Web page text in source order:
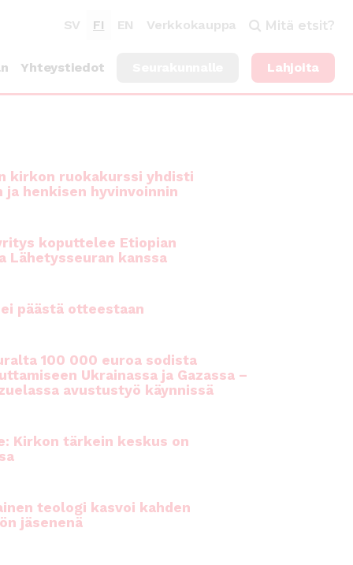
SV FI EN Verkkokauppa Mitä etsit?
Yhteystiedot Lahjoita
kirkon ruokakurssi yhdisti
ja henkisen hyvinvoinnin
koputtelee Etiopian
Lähetysseuran kanssa
päästä otteestaan
100 000 euroa sodista
Ukrainassa ja Gazassa –
avustustyö käynnissä
Kirkon tärkein keskus on
teologi kasvoi kahden
jäsenenä